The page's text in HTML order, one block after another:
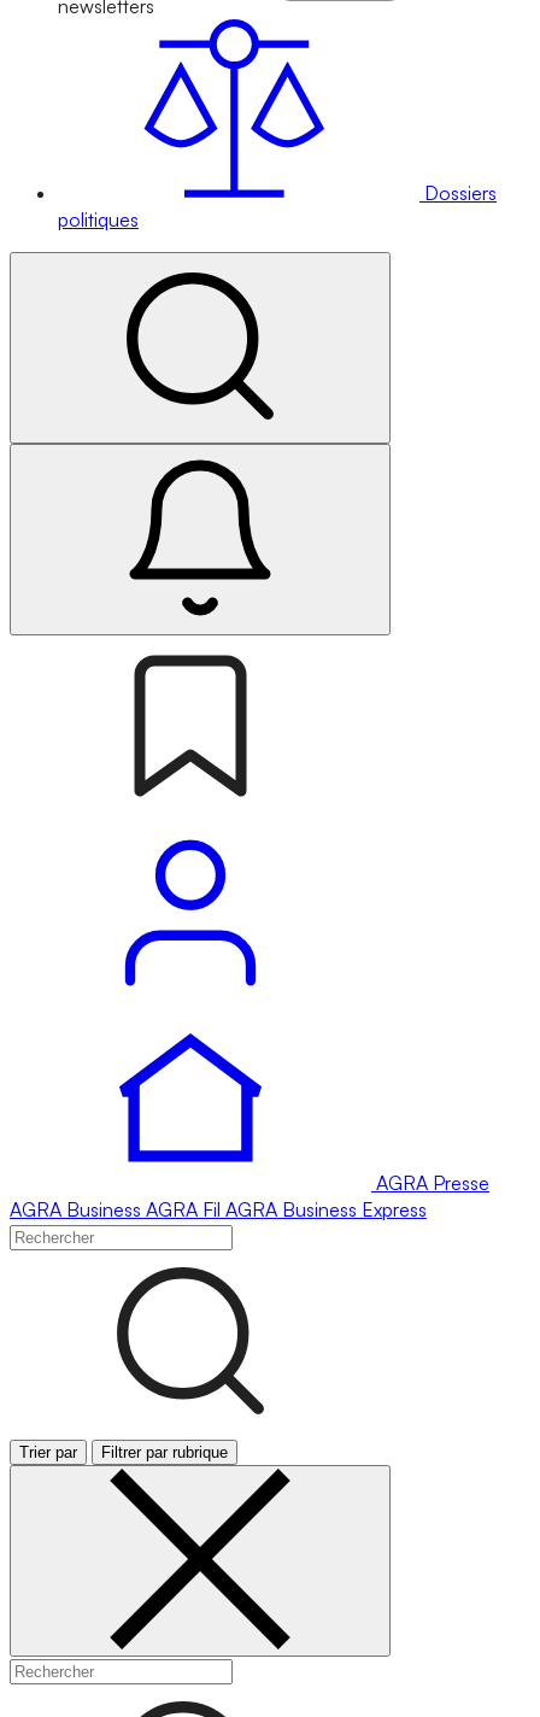
newsletters
Dossiers
politiques
AGRA Presse
AGRA Business AGRA Fil AGRA Business Express
Trier par Filtrer par rubrique